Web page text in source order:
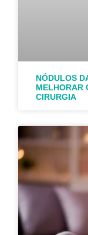
NÓDULOS
MELHORAR
CIRURGIA